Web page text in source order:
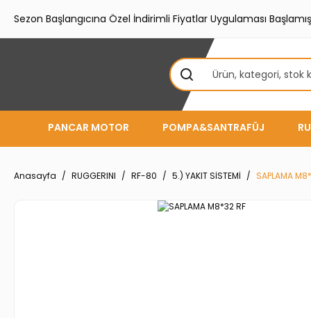
Sezon Başlangıcına Özel İndirimli Fiyatlar Uygulaması
PANCAR MOTOR POMPA&SANTRAFÜJ
Anasayfa RUGGERINI RF-80 5.) YAKIT SİSTEMİ SAPLAMA